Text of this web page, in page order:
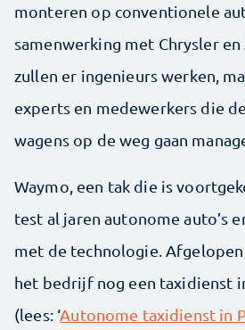
monteren op conventionele
samenwerking met Chrysler en
zullen er ingenieurs werken,
experts en medewerkers die
wagens op de weg gaan
Waymo, een tak die is
test al jaren autonome auto’s
met de technologie.
het bedrijf nog een taxidienst
(lees: ‘Autonome taxidienst in